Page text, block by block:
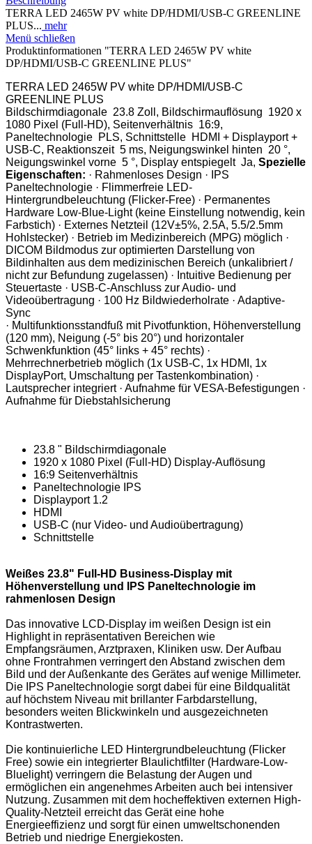
TERRA LED 2465W PV white DP/HDMI/USB-C GREENLINE
PLUS... mehr
Menü schließen
Produktinformationen "TERRA LED 2465W PV white
DP/HDMI/USB-C GREENLINE PLUS"
TERRA LED 2465W PV white DP/HDMI/USB-C
GREENLINE PLUS
Bildschirmdiagonale 23.8 Zoll, Bildschirmauflösung 1920 x
1080 Pixel (Full-HD), Seitenverhältnis 16:9,
Paneltechnologie PLS, Schnittstelle HDMI + Displayport +
USB-C, Reaktionszeit 5 ms, Neigungswinkel hinten 20 °,
Neigungswinkel vorne 5 °, Display entspiegelt Ja, Spezielle
Eigenschaften: · Rahmenloses Design · IPS
Paneltechnologie · Flimmerfreie LED-
Hintergrundbeleuchtung (Flicker-Free) · Permanentes
Hardware Low-Blue-Light (keine Einstellung notwendig, kein
Farbstich) · Externes Netzteil (12V±5%, 2.5A, 5.5/2.5mm
Hohlstecker) · Betrieb im Medizinbereich (MPG) möglich ·
DICOM Bildmodus zur optimierten Darstellung von
Bildinhalten aus dem medizinischen Bereich (unkalibriert /
nicht zur Befundung zugelassen) · Intuitive Bedienung per
Steuertaste · USB-C-Anschluss zur Audio- und
Videoübertragung · 100 Hz Bildwiederholrate · Adaptive-
Sync
· Multifunktionsstandfuß mit Pivotfunktion, Höhenverstellung
(120 mm), Neigung (-5° bis 20°) und horizontaler
Schwenkfunktion (45° links + 45° rechts) ·
Mehrrechnerbetrieb möglich (1x USB-C, 1x HDMI, 1x
DisplayPort, Umschaltung per Tastenkombination) ·
Lautsprecher integriert · Aufnahme für VESA-Befestigungen ·
Aufnahme für Diebstahlsicherung
23.8 " Bildschirmdiagonale
1920 x 1080 Pixel (Full-HD) Display-Auflösung
16:9 Seitenverhältnis
Paneltechnologie IPS
Displayport 1.2
HDMI
USB-C (nur Video- und Audioübertragung)
Schnittstelle
Weißes 23.8" Full-HD Business-Display mit
Höhenverstellung und IPS Paneltechnologie im
rahmenlosen Design
Das innovative LCD-Display im weißen Design ist ein
Highlight in repräsentativen Bereichen wie
Empfangsräumen, Arztpraxen, Kliniken usw. Der Aufbau
ohne Frontrahmen verringert den Abstand zwischen dem
Bild und der Außenkante des Gerätes auf wenige Millimeter.
Die IPS Paneltechnologie sorgt dabei für eine Bildqualität
auf höchstem Niveau mit brillanter Farbdarstellung,
besonders weiten Blickwinkeln und ausgezeichneten
Kontrastwerten.
Die kontinuierliche LED Hintergrundbeleuchtung (Flicker
Free) sowie ein integrierter Blaulichtfilter (Hardware-Low-
Bluelight) verringern die Belastung der Augen und
ermöglichen ein angenehmes Arbeiten auch bei intensiver
Nutzung. Zusammen mit dem hocheffektiven externen High-
Quality-Netzteil erreicht das Gerät eine hohe
Energieeffizienz und sorgt für einen umweltschonenden
Betrieb und niedrige Energiekosten.